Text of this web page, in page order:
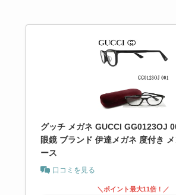
グッチ メガネ GUCCI GG0123OJ
眼鏡 ブランド 伊達メガネ 度付き
ース
口コミを見る
＼ポイント最大11倍！／